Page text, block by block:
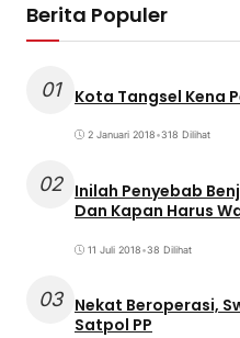
Berita Populer
01 Kota Tangsel Kena
2 Januari 2018•318 Dilihat
02 Inilah Penyebab
Dan Kapan Harus
11 Juli 2018•38 Dilihat
03 Nekat Beroperasi,
Satpol PP